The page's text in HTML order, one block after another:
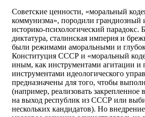
Советские ценности, «моральный
коммунизма», породили грандиозный
историко-психологический парадокс.
диктатура, сталинская империя и
были режимами аморальными и
Конституция СССР и «моральный
иным, как инструментами агитации и
инструментами идеологического
предназначены для того, чтобы
(например, реализовать закрепленное
на выход республик из СССР или
нескольких кандидатов). Но